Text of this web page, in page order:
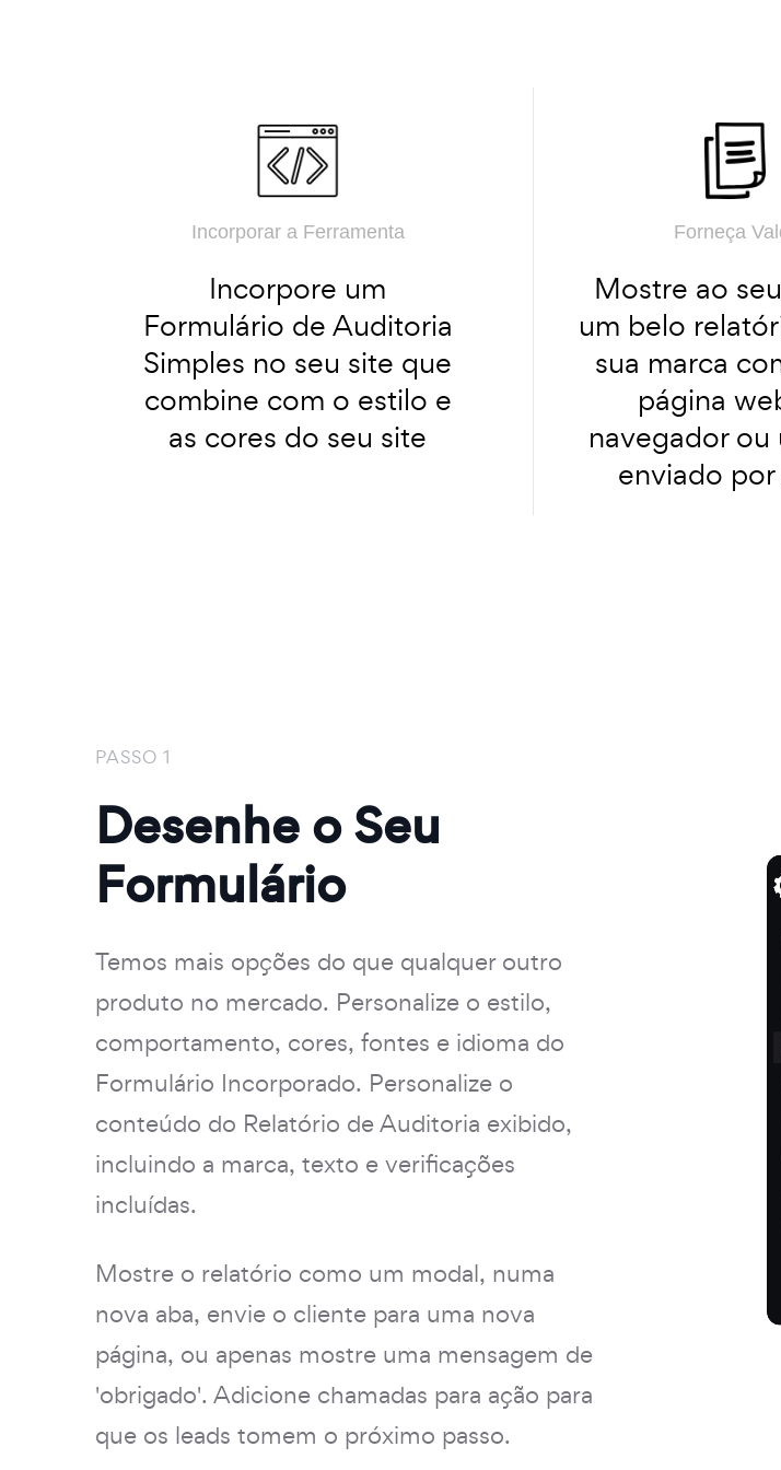
Incorporar a Ferramenta
Incorpore um
Formulário de Auditoria
Simples no seu site que
combine com o estilo e
as cores do seu site
Forneça
Mostre ao
um belo
sua marca
página
navegador ou
enviado por
PASSO 1
Desenhe o Seu
Formulário
Temos mais opções do que qualquer outro
produto no mercado. Personalize o estilo,
comportamento, cores, fontes e idioma do
Formulário Incorporado. Personalize o
conteúdo do Relatório de Auditoria exibido,
incluindo a marca, texto e verificações
incluídas.
Mostre o relatório como um modal, numa
nova aba, envie o cliente para uma nova
página, ou apenas mostre uma mensagem de
'obrigado'. Adicione chamadas para ação para
que os leads tomem o próximo passo.